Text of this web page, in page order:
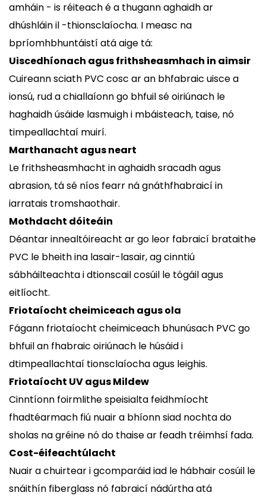
amháin - is réiteach é a thugann aghaidh ar
dhúshláin il -thionsclaíocha. I measc na
bpríomhbhuntáistí atá aige tá:
Uiscedhíonach agus frithsheasmhach in aimsir
Cuireann sciath PVC cosc ​​ar an bhfabraic uisce a
ionsú, rud a chiallaíonn go bhfuil sé oiriúnach le
haghaidh úsáide lasmuigh i mbáisteach, taise, nó
timpeallachtaí muirí.
Marthanacht agus neart
Le frithsheasmhacht in aghaidh sracadh agus
abrasion, tá sé níos fearr ná gnáthfhabraicí in
iarratais tromshaothair.
Mothdacht dóiteáin
Déantar innealtóireacht ar go leor fabraicí brataithe
PVC le bheith ina lasair-lasair, ag cinntiú
sábháilteachta i dtionscail cosúil le tógáil agus
eitlíocht.
Friotaíocht cheimiceach agus ola
Fágann friotaíocht cheimiceach bhunúsach PVC go
bhfuil an fhabraic oiriúnach le húsáid i
dtimpeallachtaí tionsclaíocha agus leighis.
Friotaíocht UV agus Mildew
Cinntíonn foirmlithe speisialta feidhmíocht
fhadtéarmach fiú nuair a bhíonn siad nochta do
sholas na gréine nó do thaise ar feadh tréimhsí fada.
Cost-éifeachtúlacht
Nuair a chuirtear i gcomparáid iad le hábhair cosúil le
snáithín fiberglass nó fabraicí nádúrtha atá